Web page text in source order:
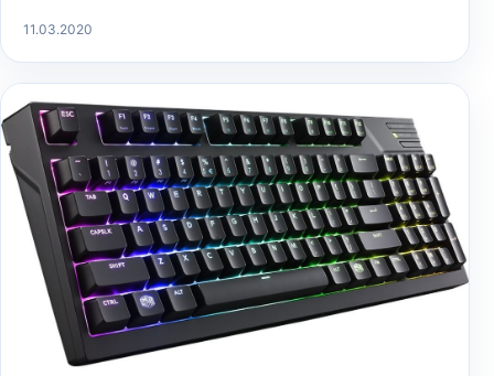
11.03.2020